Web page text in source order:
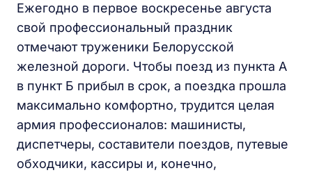
Ежегодно в первое воскресенье августа
свой профессиональный праздник
отмечают труженики Белорусской
железной дороги. Чтобы поезд из пункта А
в пункт Б прибыл в срок, а поездка прошла
максимально комфортно, трудится целая
армия профессионалов: машинисты,
диспетчеры, составители поездов, путевые
обходчики, кассиры и, конечно,